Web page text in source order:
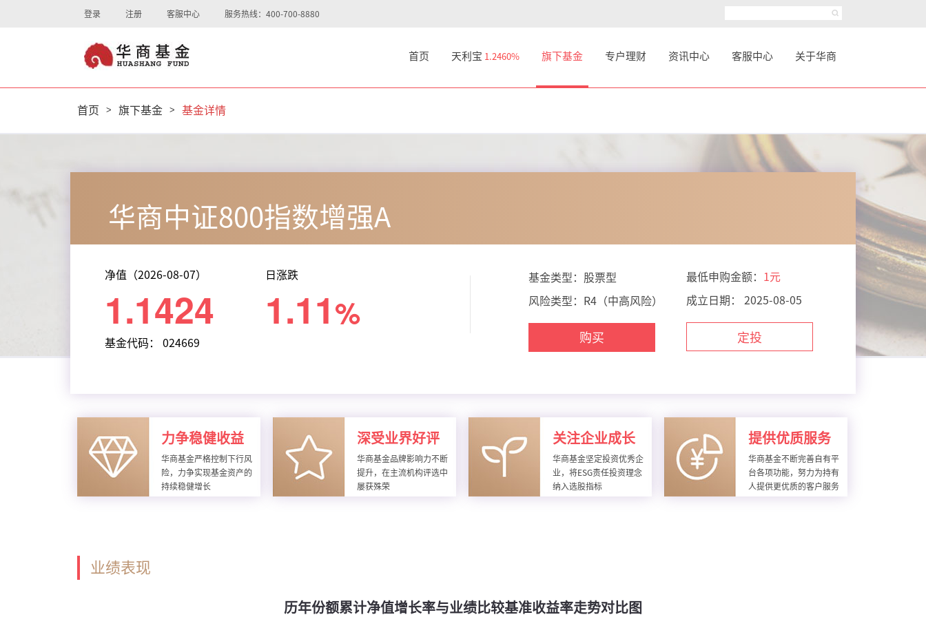
登录 注册 客服中心 服务热线：400-700-8880
首页 天利宝 1.2460% 旗下基金 专户理财 资讯中心 客服中心 关于华商
首页 > 旗下基金 > 基金详情
华商中证800指数增强A
净值（2026-08-07）
1.1424
基金代码： 024669
日涨跌
1.11%
基金类型：股票型
风险类型： R4（中高风险）
购买
最低申购金额： 1元
成立日期： 2025-08-05
定投
力争稳健收益
华商基金严格控制下行风
险，力争实现基金资产的
持续稳健增长
深受业界好评
华商基金品牌影响力不断
提升，在主流机构评选中
屡获殊荣
关注企业成长
华商基金坚定投资优秀企
业，将ESG责任投资理念
纳入选股指标
提供优质服务
华商基金不断完善自有平
台各项功能，努力为持有
人提供更优质的客户服务
业绩表现
历年份额累计净值增长率与业绩比较基准收益率走势对比图